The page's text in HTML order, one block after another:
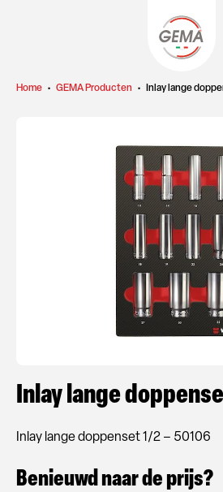
Home • GEMA Producten • Inlay lange
Inlay lange
Inlay lange doppenset 1/2 – 50106
Benieuwd naar de prijs?